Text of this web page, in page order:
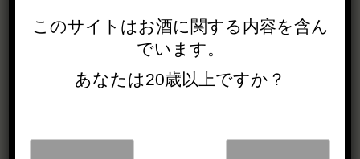
このサイトは お酒に関する内容を含ん
でいます。
あなたは20歳以上ですか？